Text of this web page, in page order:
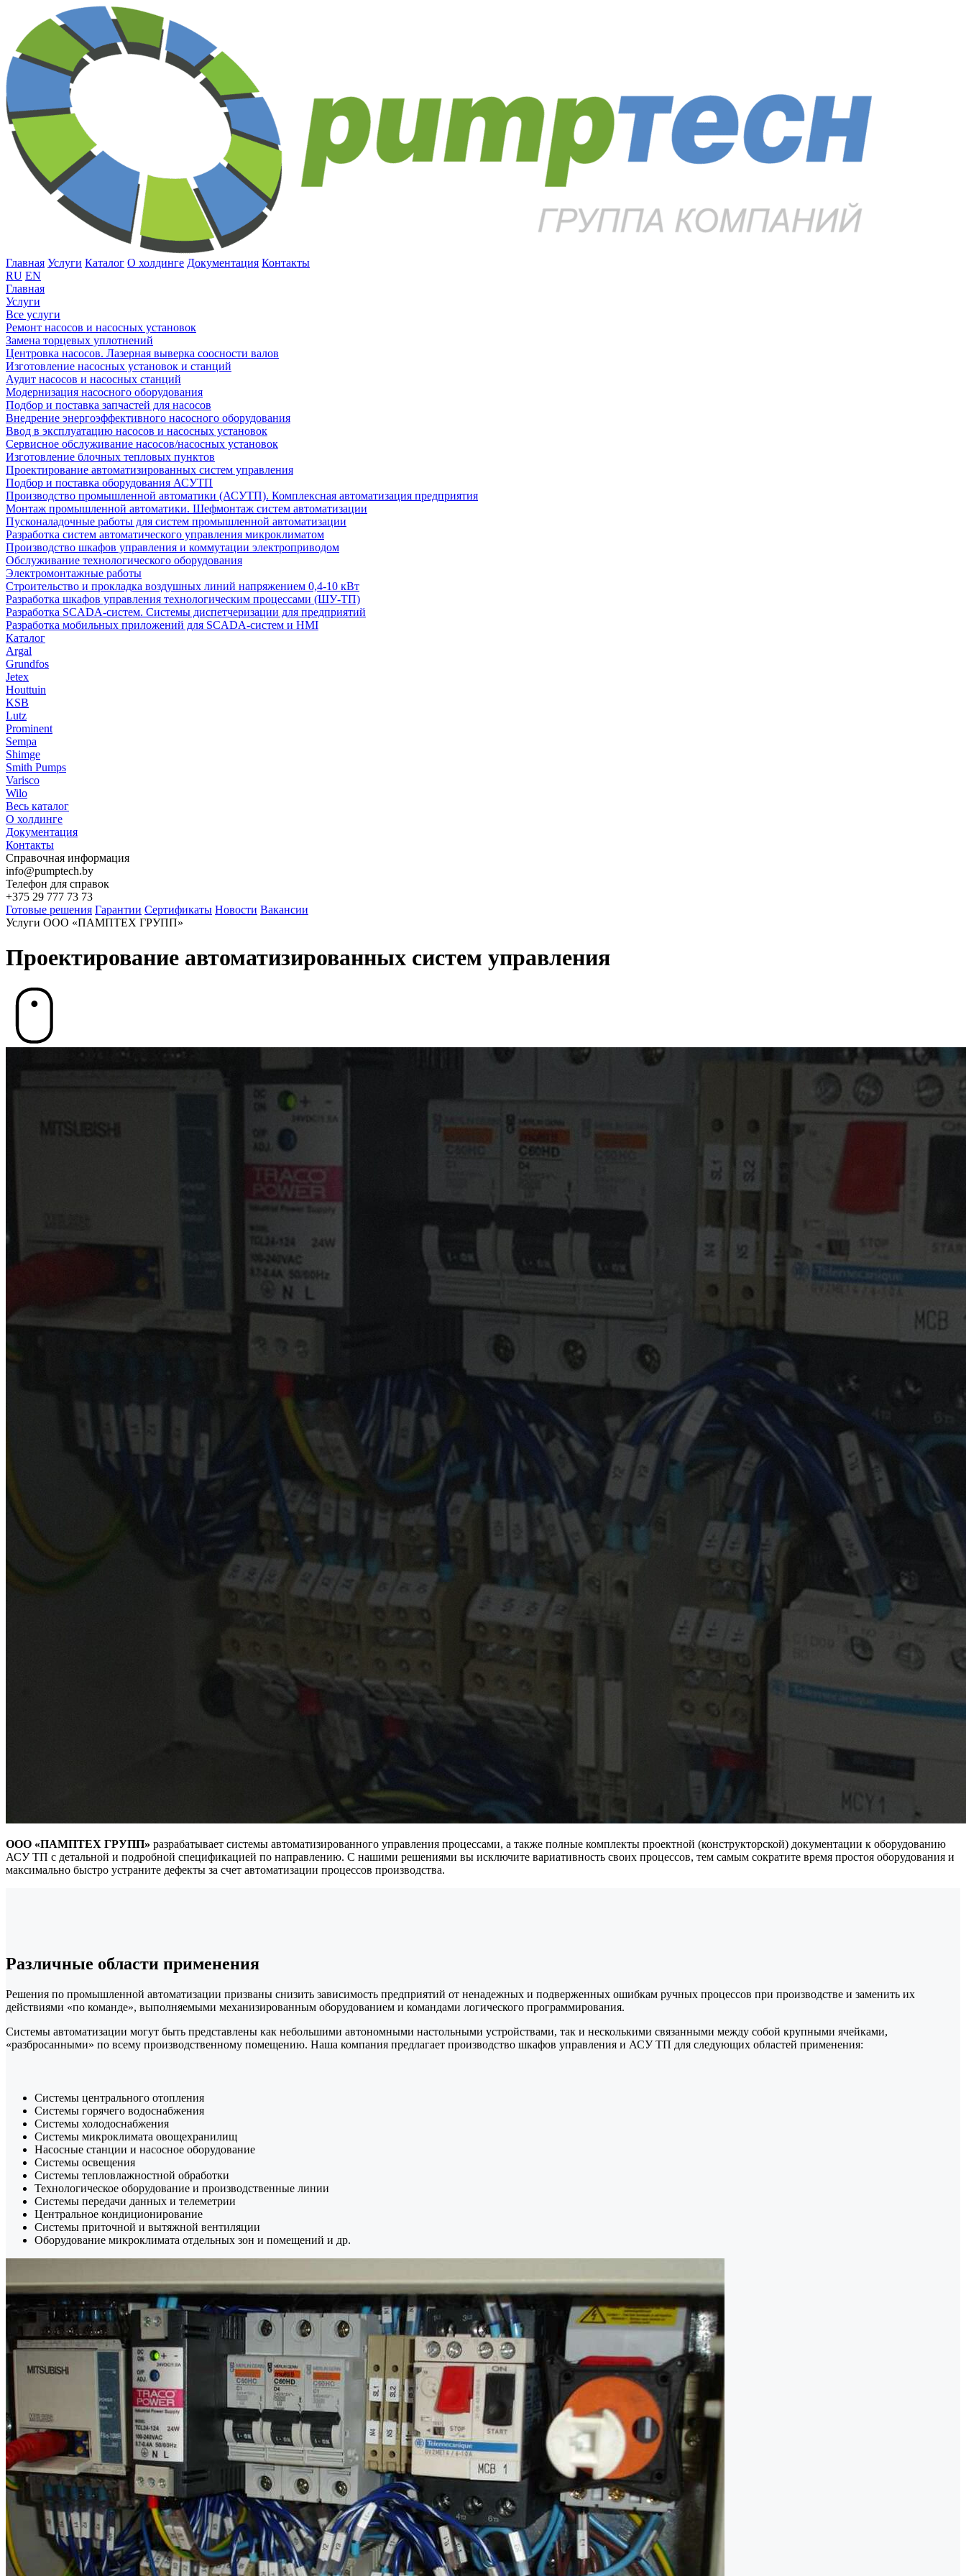
Главная Услуги Каталог О холдинге Документация Контакты
RU EN
Главная
Услуги
Все услуги
Ремонт насосов и насосных установок
Замена торцевых уплотнений
Центровка насосов. Лазерная выверка соосности валов
Изготовление насосных установок и станций
Аудит насосов и насосных станций
Модернизация насосного оборудования
Подбор и поставка запчастей для насосов
Внедрение энергоэффективного насосного оборудования
Ввод в эксплуатацию насосов и насосных установок
Сервисное обслуживание насосов/насосных установок
Изготовление блочных тепловых пунктов
Проектирование автоматизированных систем управления
Подбор и поставка оборудования АСУТП
Производство промышленной автоматики (АСУТП). Комплексная автоматизация предприятия
Монтаж промышленной автоматики. Шефмонтаж систем автоматизации
Пусконаладочные работы для систем промышленной автоматизации
Разработка систем автоматического управления микроклиматом
Производство шкафов управления и коммутации электроприводом
Обслуживание технологического оборудования
Электромонтажные работы
Строительство и прокладка воздушных линий напряжением 0,4-10 кВт
Разработка шкафов управления технологическим процессами (ШУ-ТП)
Разработка SCADA-систем. Системы диспетчеризации для предприятий
Разработка мобильных приложений для SCADA-систем и HMI
Каталог
Argal
Grundfos
Jetex
Houttuin
KSB
Lutz
Prominent
Sempa
Shimge
Smith Pumps
Varisco
Wilo
Весь каталог
О холдинге
Документация
Контакты
Справочная информация
info@pumptech.by
Телефон для справок
+375 29 777 73 73
Готовые решения Гарантии Сертификаты Новости Вакансии
Услуги ООО «ПАМПТЕХ ГРУПП»
Проектирование автоматизированных систем управления
ООО «ПАМПТЕХ ГРУПП» разрабатывает системы автоматизированного управления процессами, а также полные комплекты проектной (конструкторской) документации к оборудованию
АСУ ТП с детальной и подробной спецификацией по направлению. С нашими решениями вы исключите вариативность своих процессов, тем самым сократите время простоя оборудования и
максимально быстро устраните дефекты за счет автоматизации процессов производства.
Различные области применения
Решения по промышленной автоматизации призваны снизить зависимость предприятий от ненадежных и подверженных ошибкам ручных процессов при производстве и заменить их
действиями «по команде», выполняемыми механизированным оборудованием и командами логического программирования.
Системы автоматизации могут быть представлены как небольшими автономными настольными устройствами, так и несколькими связанными между собой крупными ячейками,
«разбросанными» по всему производственному помещению. Наша компания предлагает производство шкафов управления и АСУ ТП для следующих областей применения:
Системы центрального отопления
Системы горячего водоснабжения
Системы холодоснабжения
Системы микроклимата овощехранилищ
Насосные станции и насосное оборудование
Системы освещения
Системы тепловлажностной обработки
Технологическое оборудование и производственные линии
Системы передачи данных и телеметрии
Центральное кондиционирование
Системы приточной и вытяжной вентиляции
Оборудование микроклимата отдельных зон и помещений и др.